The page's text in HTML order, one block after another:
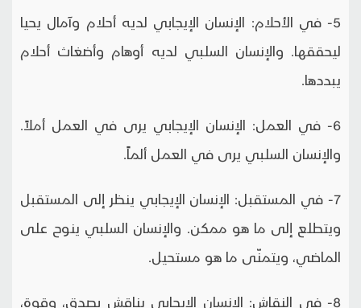
5- في الأحلام: الإنسان الإيجابي لديه أحلام وآمال يحيا
ليحققها. والإنسان السلبي لديه أوهام وأضغاث أحلام
يبددها.
6- في العمل: الإنسان الإيجابي يرى في العمل أملاً.
والإنسان السلبي يرى في العمل ألماً.
7- في المستقبل: الإنسان الإيجابي ينظر إلى المستقبل
ويتطلع إلى ما هو ممكن. والإنسان السلبي ينوح على
الماضي، ويتمنّى ما هو مستحيل.
8- في النقاش: الإنسان الإيجابي يناقش بصدقٍ، وقوةٍ،